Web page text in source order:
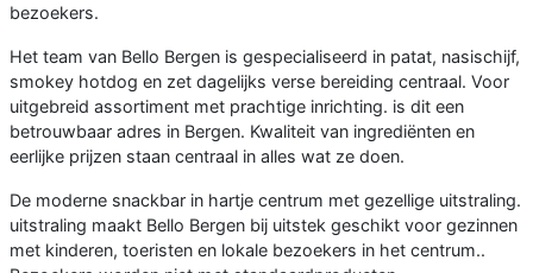
bezoekers.
Het team van Bello Bergen is gespecialiseerd in patat, nasischijf,
smokey hotdog en zet dagelijks verse bereiding centraal. Voor
uitgebreid assortiment met prachtige inrichting. is dit een
betrouwbaar adres in Bergen. Kwaliteit van ingrediënten en
eerlijke prijzen staan centraal in alles wat ze doen.
De moderne snackbar in hartje centrum met gezellige uitstraling.
uitstraling maakt Bello Bergen bij uitstek geschikt voor gezinnen
met kinderen, toeristen en lokale bezoekers in het centrum..